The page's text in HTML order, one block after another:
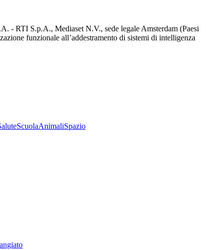
- RTI S.p.A., Mediaset N.V., sede legale Amsterdam (Paesi
funzionale all’addestramento di sistemi di intelligenza
ScuolaAnimaliSpazio